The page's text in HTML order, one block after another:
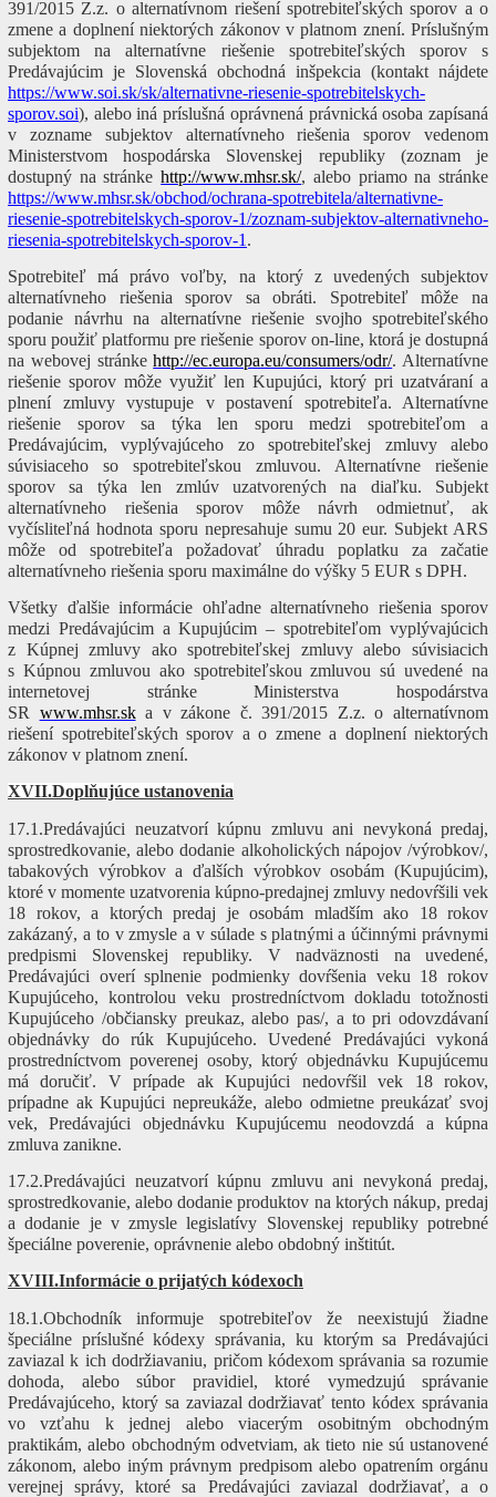
391/2015 Z.z. o alternatívnom riešení spotrebiteľských sporov a o
zmene a doplnení niektorých zákonov v platnom znení. Príslušným
subjektom na alternatívne riešenie spotrebiteľských sporov s
Predávajúcim je Slovenská obchodná inšpekcia (kontakt nájdete
https://www.soi.sk/sk/alternativne-riesenie-spotrebitelskych-
sporov.soi), alebo iná príslušná oprávnená právnická osoba zapísaná
v zozname subjektov alternatívneho riešenia sporov vedenom
Ministerstvom hospodárska Slovenskej republiky (zoznam je
dostupný na stránkehttp://www.mhsr.sk/, alebo priamo na stránke
https://www.mhsr.sk/obchod/ochrana-spotrebitela/alternativne-
riesenie-spotrebitelskych-sporov-1/zoznam-subjektov-alternativneho-
riesenia-spotrebitelskych-sporov-1 .
Spotrebiteľ má právo voľby, na ktorý z uvedených subjektov
alternatívneho riešenia sporov sa obráti. Spotrebiteľ môže na
podanie návrhu na alternatívne riešenie svojho spotrebiteľského
sporu použiť platformu pre riešenie sporov on-line, ktorá je dostupná
na webovej stránkehttp://ec.europa.eu/consumers/odr/. Alternatívne
riešenie sporov môže využiť len Kupujúci, ktorý pri uzatváraní a
plnení zmluvy vystupuje v postavení spotrebiteľa. Alternatívne
riešenie sporov sa týka len sporu medzi spotrebiteľom a
Predávajúcim, vyplývajúceho zo spotrebiteľskej zmluvy alebo
súvisiaceho so spotrebiteľskou zmluvou. Alternatívne riešenie
sporov sa týka len zmlúv uzatvorených na diaľku. Subjekt
alternatívneho riešenia sporov môže návrh odmietnuť, ak
vyčísliteľná hodnota sporu nepresahuje sumu 20 eur. Subjekt ARS
môže od spotrebiteľa požadovať úhradu poplatku za začatie
alternatívneho riešenia sporu maximálne do výšky 5 EUR s DPH.
Všetky ďalšie informácie ohľadne alternatívneho riešenia sporov
medzi Predávajúcim a Kupujúcim – spotrebiteľom vyplývajúcich
z Kúpnej zmluvy ako spotrebiteľskej zmluvy alebo súvisiacich
s Kúpnou zmluvou ako spotrebiteľskou zmluvou sú uvedené na
internetovej stránke Ministerstva hospodárstva
SR www.mhsr.ska v zákone č. 391/2015 Z.z. o alternatívnom
riešení spotrebiteľských sporov a o zmene a doplnení niektorých
zákonov v platnom znení.
XVII.Doplňujúce ustanovenia
17.1.Predávajúci neuzatvorí kúpnu zmluvu ani nevykoná predaj,
sprostredkovanie, alebo dodanie alkoholických nápojov /výrobkov/,
tabakových výrobkov a ďalších výrobkov osobám (Kupujúcim),
ktoré v momente uzatvorenia kúpno-predajnej zmluvy nedovŕšili vek
18 rokov, a ktorých predaj je osobám mladším ako 18 rokov
zakázaný, a to v zmysle a v súlade s platnými a účinnými právnymi
predpismi Slovenskej republiky. V nadväznosti na uvedené,
Predávajúci overí splnenie podmienky dovŕšenia veku 18 rokov
Kupujúceho, kontrolou veku prostredníctvom dokladu totožnosti
Kupujúceho /občiansky preukaz, alebo pas/, a to pri odovzdávaní
objednávky do rúk Kupujúceho. Uvedené Predávajúci vykoná
prostredníctvom poverenej osoby, ktorý objednávku Kupujúcemu
má doručiť. V prípade ak Kupujúci nedovŕšil vek 18 rokov,
prípadne ak Kupujúci nepreukáže, alebo odmietne preukázať svoj
vek, Predávajúci objednávku Kupujúcemu neodovzdá a kúpna
zmluva zanikne.
17.2.Predávajúci neuzatvorí kúpnu zmluvu ani nevykoná predaj,
sprostredkovanie, alebo dodanie produktov na ktorých nákup, predaj
a dodanie je v zmysle legislatívy Slovenskej republiky potrebné
špeciálne poverenie, oprávnenie alebo obdobný inštitút.
XVIII.Informácie o prijatých kódexoch
18.1.Obchodník informuje spotrebiteľov že neexistujú žiadne
špeciálne príslušné kódexy správania, ku ktorým sa Predávajúci
zaviazal k ich dodržiavaniu, pričom kódexom správania sa rozumie
dohoda, alebo súbor pravidiel, ktoré vymedzujú správanie
Predávajúceho, ktorý sa zaviazal dodržiavať tento kódex správania
vo vzťahu k jednej alebo viacerým osobitným obchodným
praktikám, alebo obchodným odvetviam, ak tieto nie sú ustanovené
zákonom, alebo iným právnym predpisom alebo opatrením orgánu
verejnej správy, ktoré sa Predávajúci zaviazal dodržiavať, a o